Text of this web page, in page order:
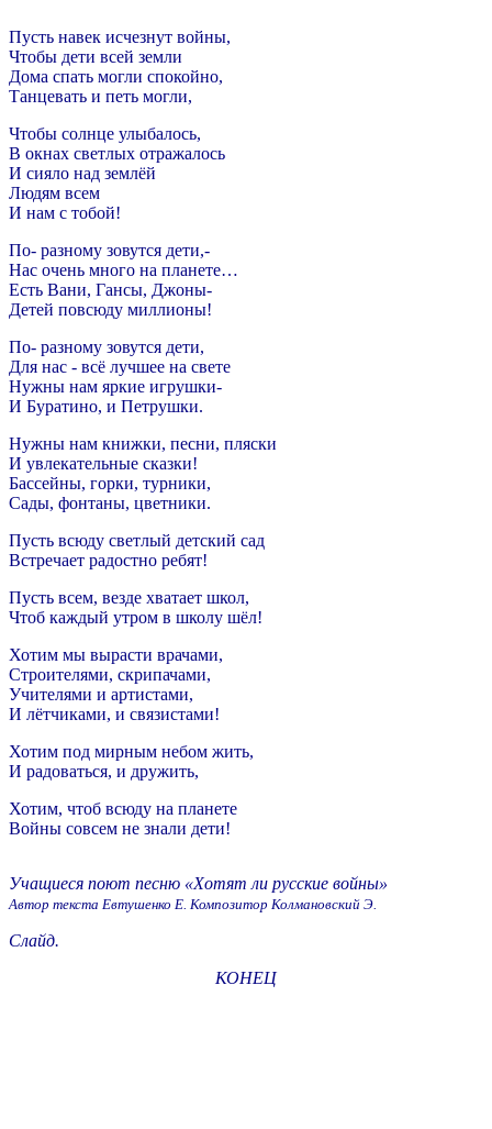
Пусть навек исчезнут войны,
Чтобы дети всей земли
Дома спать могли спокойно,
Танцевать и петь могли,
Чтобы солнце улыбалось,
В окнах светлых отражалось
И сияло над землёй
Людям всем
И нам с тобой!
По- разному зовутся дети,-
Нас очень много на планете…
Есть Вани, Гансы, Джоны-
Детей повсюду миллионы!
По- разному зовутся дети,
Для нас - всё лучшее на свете
Нужны нам яркие игрушки-
И Буратино, и Петрушки.
Нужны нам книжки, песни, пляски
И увлекательные сказки!
Бассейны, горки, турники,
Сады, фонтаны, цветники.
Пусть всюду светлый детский сад
Встречает радостно ребят!
Пусть всем, везде хватает школ,
Чтоб каждый утром в школу шёл!
Хотим мы вырасти врачами,
Строителями, скрипачами,
Учителями и артистами,
И лётчиками, и связистами!
Хотим под мирным небом жить,
И радоваться, и дружить,
Хотим, чтоб всюду на планете
Войны совсем не знали дети!
Учащиеся поют песню «Хотят ли русские войны»
Автор текста Евтушенко Е. Композитор Колмановский Э.
Слайд.
КОНЕЦ